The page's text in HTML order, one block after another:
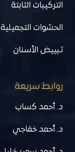
التركيبات الثابتة
الحشوات التجميلية
تبييض الأسنان
روابط سريعة
د. أحمد كساب
د. أحمد خفاجي